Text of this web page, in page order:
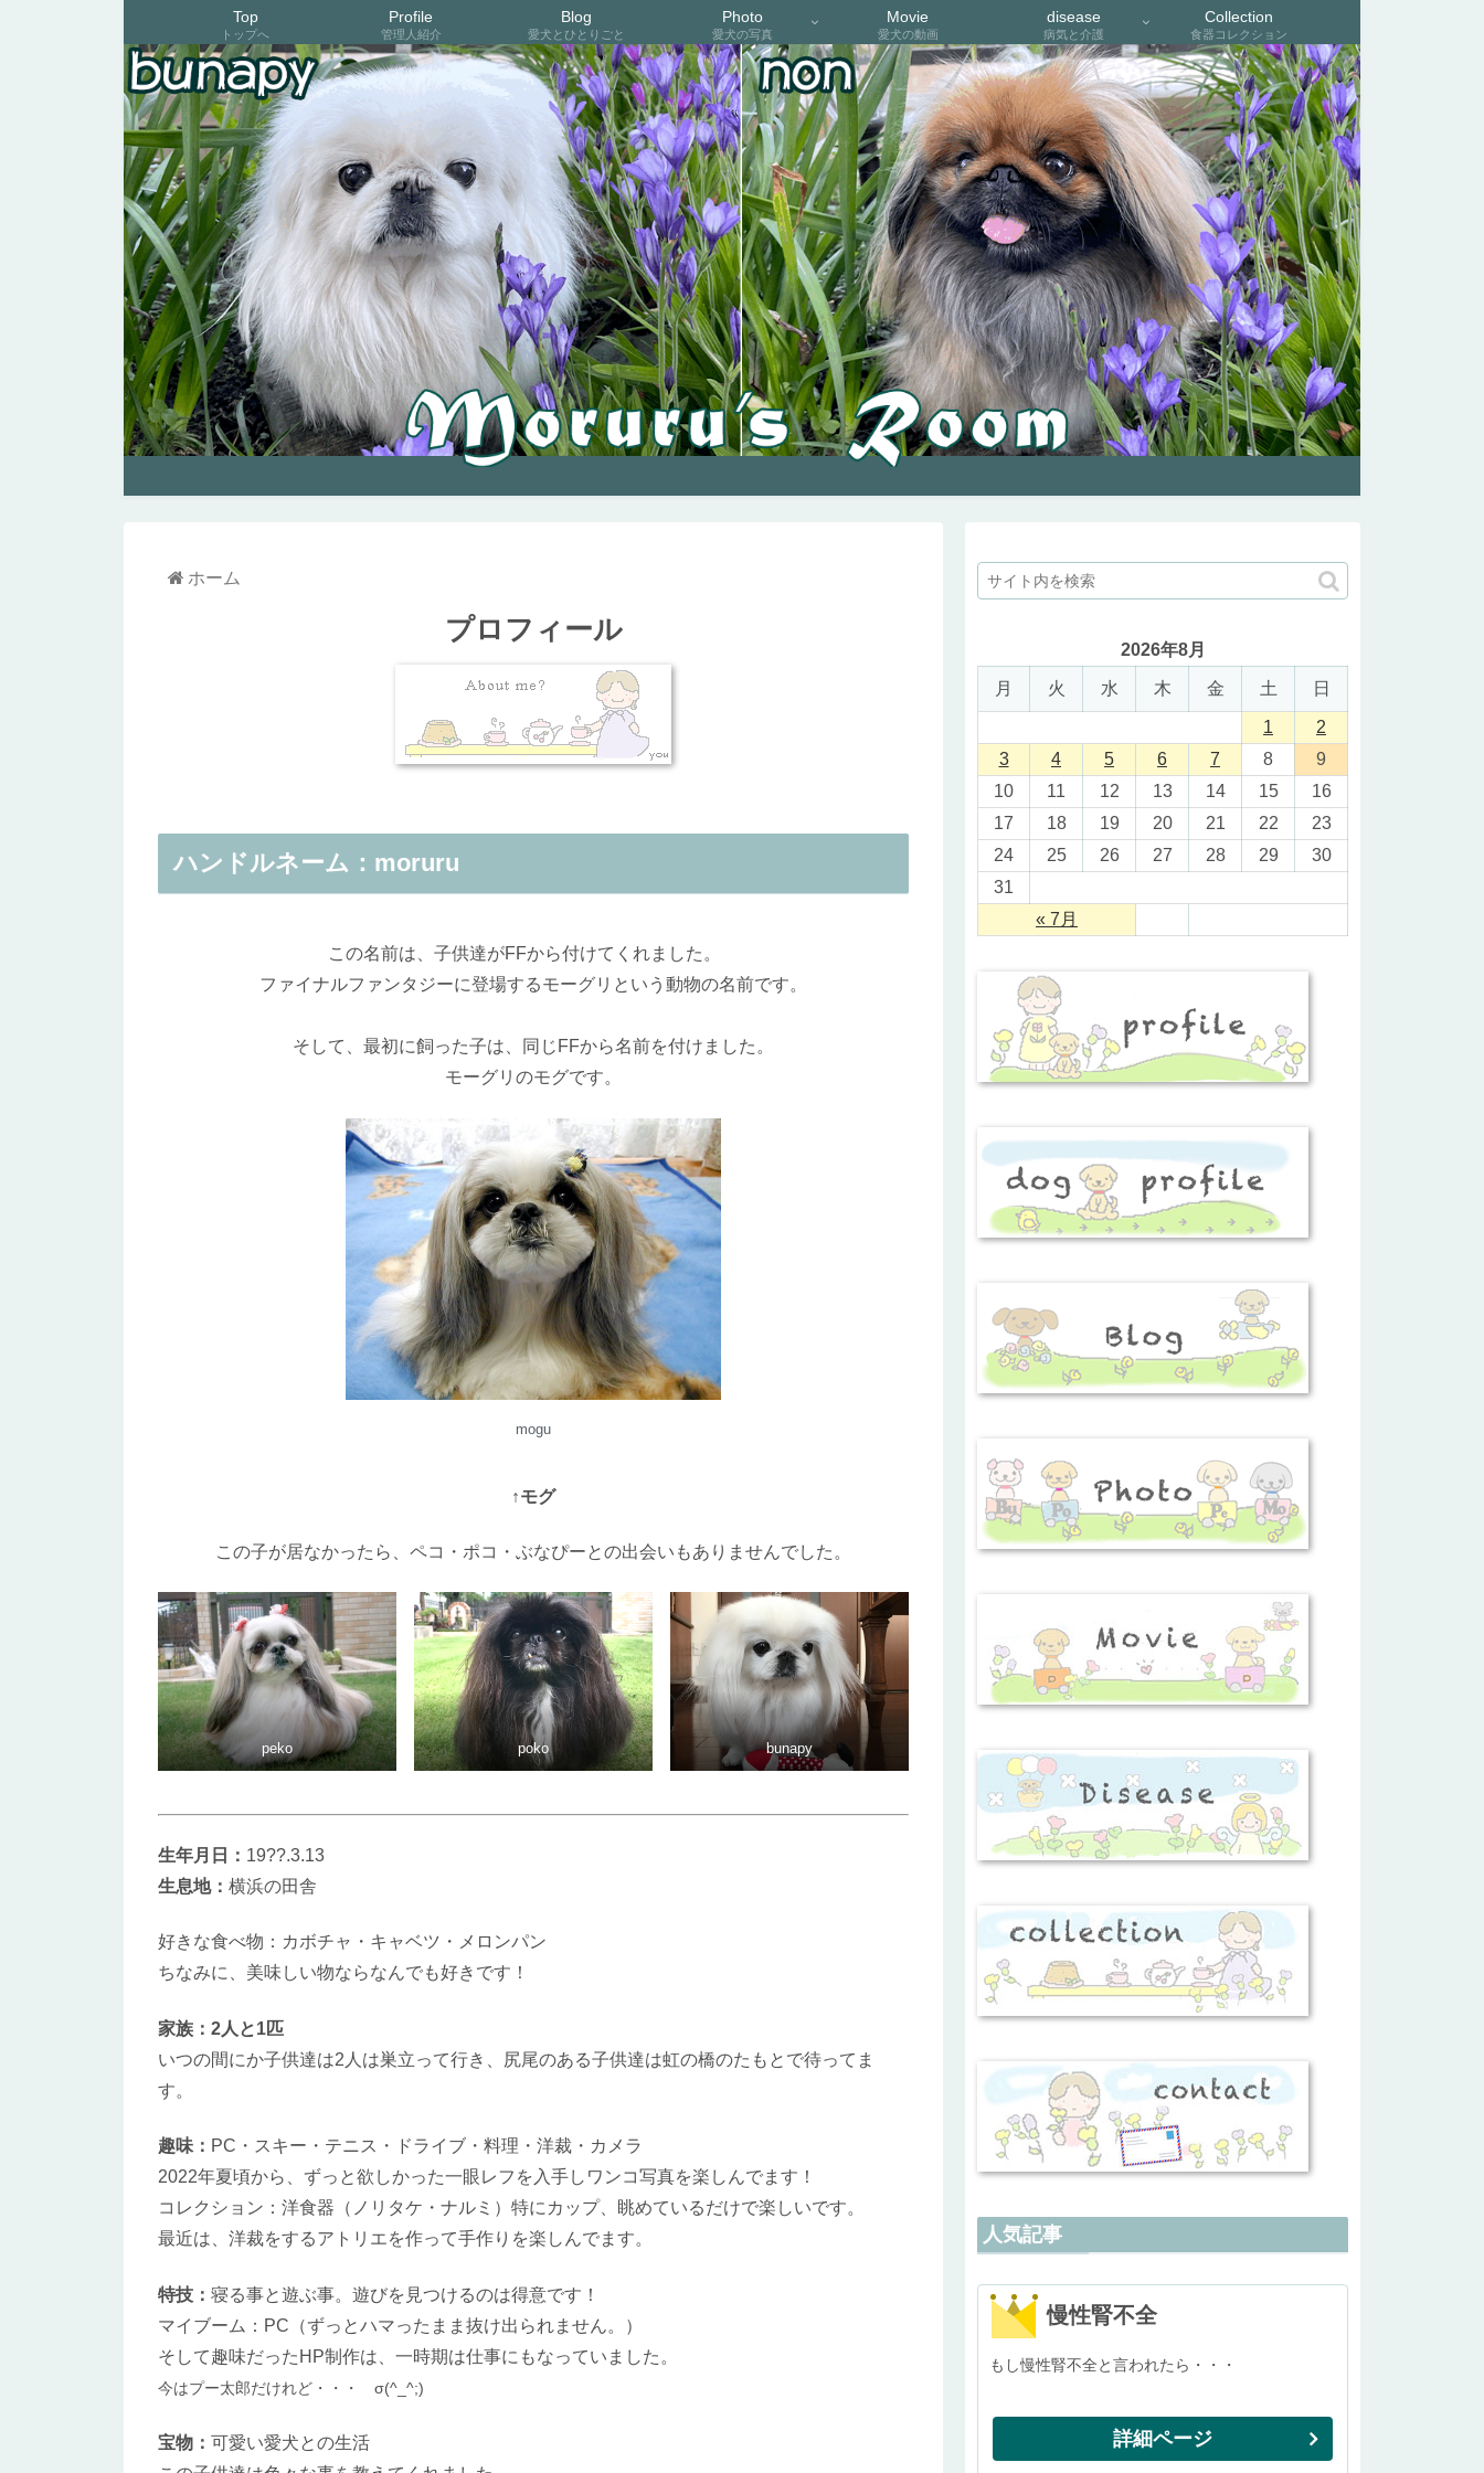
Top
トップへ
Profile
管理人紹介
Blog
愛犬とひとりごと
Photo
愛犬の写真
Movie
愛犬の動画
disease
病気と介護
Collection
食器コレクション
ホーム
プロフィール
ハンドルネーム：moruru
この名前は、子供達がFFから付けてくれました。
ファイナルファンタジーに登場するモーグリという動物の名前です。
そして、最初に飼った子は、同じFFから名前を付けました。
モーグリのモグです。
mogu
↑モグ
この子が居なかったら、ペコ・ポコ・ぶなぴーとの出会いもありませんでした。
peko poko bunapy
生年月日： 19??.3.13
生息地： 横浜の田舎
好きな食べ物：カボチャ・キャベツ・メロンパン
ちなみに、美味しい物ならなんでも好きです！
家族：2人と1匹
いつの間にか子供達は2人は巣立って行き、尻尾のある子供達は虹の橋のたもとで待ってま
す。
趣味： PC・スキー・テニス・ドライブ・料理・洋裁・カメラ
2022年夏頃から、ずっと欲しかった一眼レフを入手しワンコ写真を楽しんでます！
コレクション：洋食器（ノリタケ・ナルミ）特にカップ、眺めているだけで楽しいです。
最近は、洋裁をするアトリエを作って手作りを楽しんでます。
特技： 寝る事と遊ぶ事。遊びを見つけるのは得意です！
マイブーム：PC（ずっとハマったまま抜け出られません。）
そして趣味だったHP制作は、一時期は仕事にもなっていました。
今はプー太郎だけれど・・・ σ(^_^;)
宝物： 可愛い愛犬との生活
2026年8月
月 火 水 木 金 土 日
« 7月
1
2
3
4 5 6 7 8
9
10
11 12 13 14 15
16
17
18 19 20 21 22
23
24
25 26 27 28 29
30
31
人気記事
慢性腎不全
もし慢性腎不全と言われたら・・・
詳細ページ